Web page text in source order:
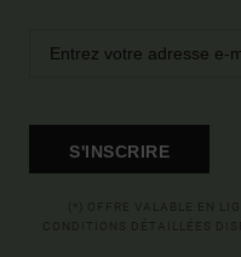
S'INSCRIRE